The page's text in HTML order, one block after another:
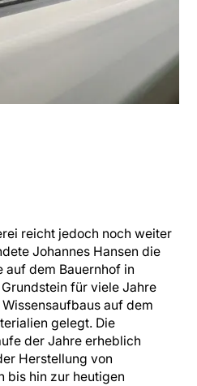
reicht jedoch noch weiter
Johannes Hansen die
auf dem Bauernhof in
für viele Jahre
auf dem
gelegt. Die
der Jahre erheblich
Herstellung von
bis hin zur heutigen